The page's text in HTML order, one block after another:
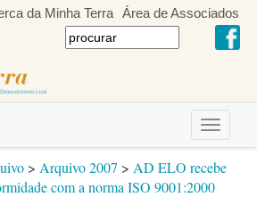
da Minha Terra Área de Associados
Toggle
> Arquivo 2007 > AD ELO recebe
com a norma ISO 9001:2000